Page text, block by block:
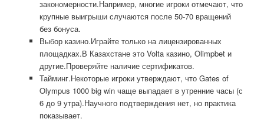
закономерности.Например, многие игроки отмечают, что
крупные выигрыши случаются после 50-70 вращений
без бонуса.
Выбор казино.Играйте только на лицензированных
площадках.В Казахстане это Volta казино, Olimpbet и
другие.Проверяйте наличие сертификатов.
Тайминг.Некоторые игроки утверждают, что Gates of
Olympus 1000 big win чаще выпадает в утренние часы (с
6 до 9 утра).Научного подтверждения нет, но практика
показывает.